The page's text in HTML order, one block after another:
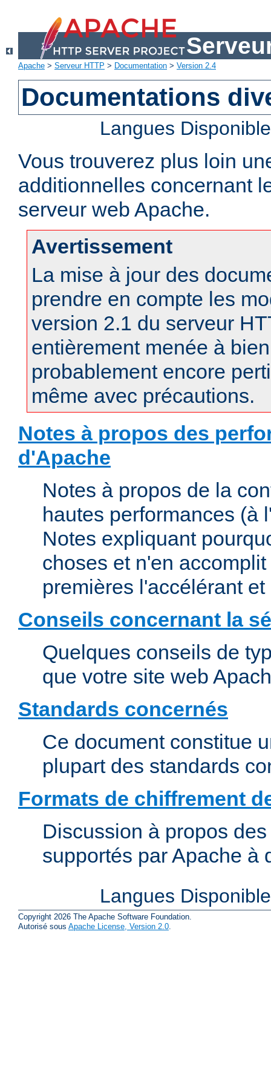
Apache > Serveur HTTP > Documentation > Version 2.4
Documentations
Langues
Vous trouverez plus loin
additionnelles concernant
serveur web Apache.
Avertissement
La mise à jour des
prendre en compte les
version 2.1 du serveur
entièrement menée à
probablement encore
même avec précautions.
Notes à propos des
d'Apache
Notes à propos de la
hautes performances (à
Notes expliquant
choses et n'en
premières l'accélérant
Conseils concernant la
Quelques conseils de
que votre site web
Standards concernés
Ce document constitue
plupart des standards
Formats de chiffrement
Discussion à propos
supportés par Apache à
Langues
Copyright 2026 The Apache Software Foundation.
Autorisé sous Apache License, Version 2.0